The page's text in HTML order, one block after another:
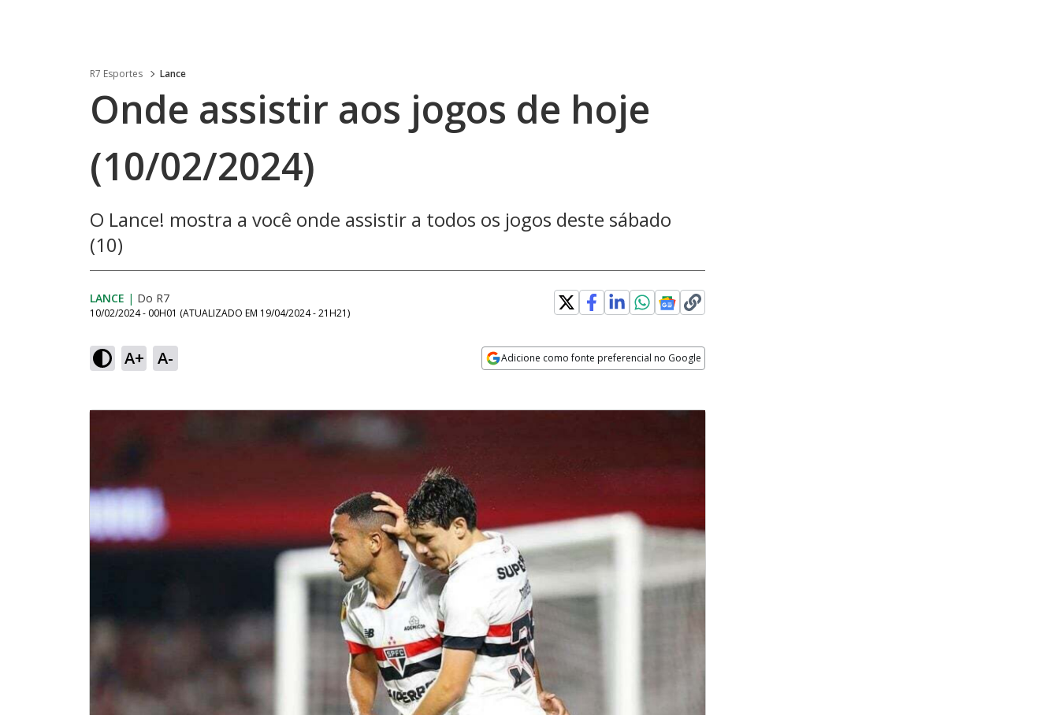
R7 Esportes Lance
Onde assistir aos jogos de hoje
(10/02/2024)
O Lance! mostra a você onde assistir a todos os jogos deste sábado
(10)
LANCE | Do R7
10/02/2024 - 00H01 (ATUALIZADO EM 19/04/2024 - 21H21)
A+ A- Adicione como fonte preferencial no Google